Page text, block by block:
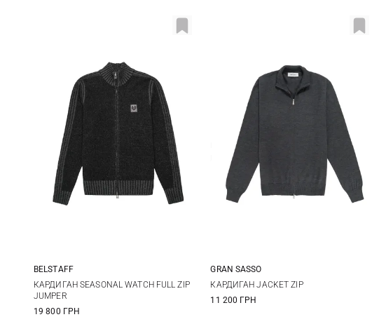
M L XL XXL
BELSTAFF
КАРДИГАН SEASONAL WATCH FULL ZIP
JUMPER
19 800 ГРН
48 50
GRAN SASSO
КАРДИГАН JACKET ZIP
11 200 ГРН